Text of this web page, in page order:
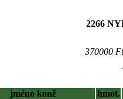
2266
370000
jméno koně hmot.